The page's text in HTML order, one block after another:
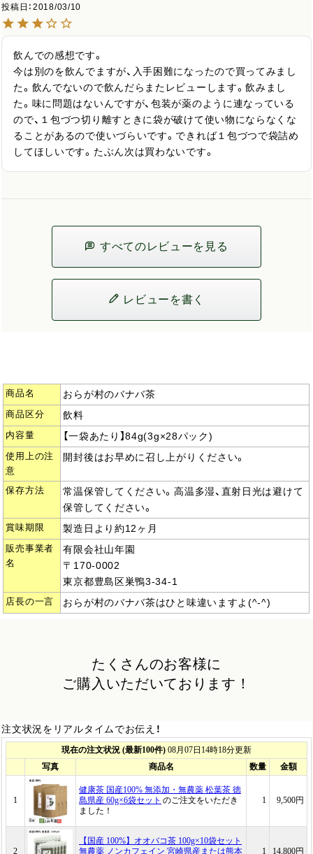
投稿日
2018/03/10
飲んでの感想です。
今は別のを飲んでますが、入手困難になったので買ってみまし
た。飲んでないので飲んだらまたレビューします。飲みまし
た。味に問題はないんですが、包装が薬のように連なっている
ので、１包づつ切り離すときに袋が破けて使い物にならなくな
ることがあるので使いづらいです。できれば１包づつで袋詰め
してほしいです。たぶん次は買わないです。
すべてのレビューを見る
レビューを書く
商品名 おらが村のバナバ茶
商品区分 飲料
内容量 【一袋あたり】84g(3g×28パック)
使用上の注
意
開封後はお早めに召し上がりください。
保存方法
常温保管してください。高温多湿、直射日光は避けて
保管してください。
賞味期限 製造日より約12ヶ月
販売事業者
名
有限会社山年園
〒170-0002
東京都豊島区巣鴨3-34-1
店長の一言 おらが村のバナバ茶はひと味違いますよ(^-^)
たくさんのお客様に
ご購入いただいております！
注文状況をリアルタイムでお伝え！